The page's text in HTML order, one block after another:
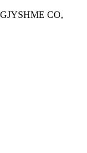
CO,